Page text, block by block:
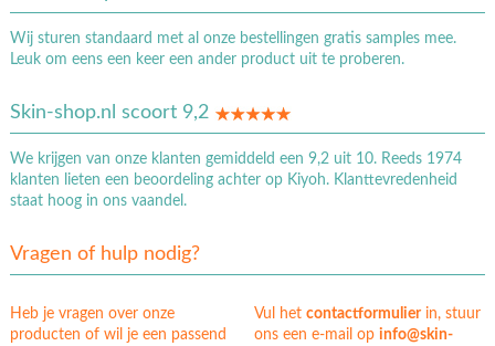
Wij sturen standaard met al onze bestellingen gratis samples mee.
Leuk om eens een keer een ander product uit te proberen.
Skin-shop.nl scoort 9,2
We krijgen van onze klanten gemiddeld een 9,2 uit 10. Reeds 1974
klanten lieten een beoordeling achter op Kiyoh. Klanttevredenheid
staat hoog in ons vaandel.
Vragen of hulp nodig?
Heb je vragen over onze
producten of wil je een passend
Vul hetcontactformulierin, stuur
ons een e-mail op info@skin-